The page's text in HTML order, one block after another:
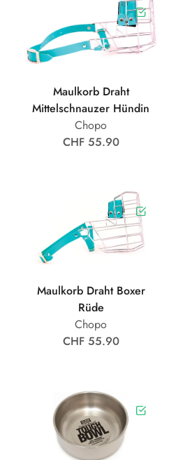
Maulkorb Draht
Mittelschnauzer Hündin
Chopo
CHF 55.90
Maulkorb Draht Boxer
Rüde
Chopo
CHF 55.90